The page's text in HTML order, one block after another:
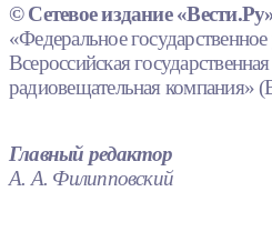
© Сетевое издание
«Федеральное
Всероссийская
радиовещательная компания»
Главный редактор
А. А. Филипповский